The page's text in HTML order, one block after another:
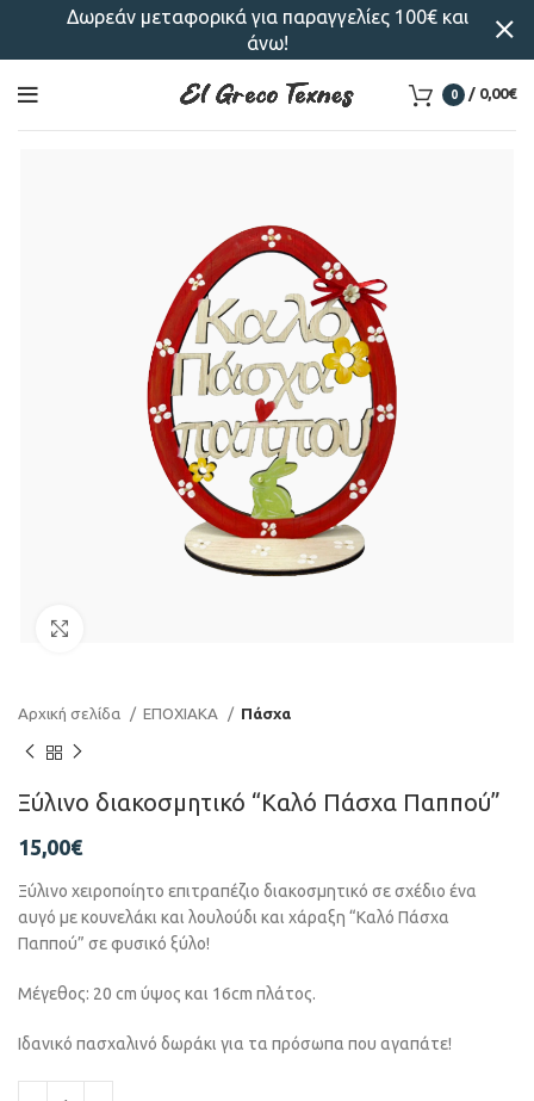
0 / 0,00€
Αρχική σελίδα ΕΠΟΧΙΑΚΑ Πάσχα
Ξύλινο διακοσμητικό “Καλό Πάσχα Παππού”
15,00€
Ξύλινο χειροποίητο επιτραπέζιο διακοσμητικό σε σχέδιο ένα
αυγό με κουνελάκι και λουλούδι και χάραξη “Καλό Πάσχα
Παππού” σε φυσικό ξύλο!
Μέγεθος: 20 cm ύψος και 16cm πλάτος.
Ιδανικό πασχαλινό δωράκι για τα πρόσωπα που αγαπάτε!
Δωρεάν μεταφορικά για παραγγελίες 100€ και
άνω!